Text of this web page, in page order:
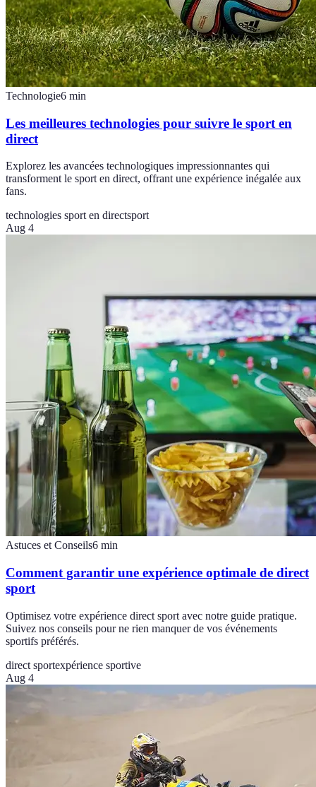
Technologie6 min
Les meilleures technologies pour suivre le sport en
direct
Explorez les avancées technologiques impressionnantes qui
transforment le sport en direct, offrant une expérience inégalée aux
fans.
technologies sport en directsport
Aug 4
Astuces et Conseils6 min
Comment garantir une expérience optimale de direct
sport
Optimisez votre expérience direct sport avec notre guide pratique.
Suivez nos conseils pour ne rien manquer de vos événements
sportifs préférés.
direct sportexpérience sportive
Aug 4